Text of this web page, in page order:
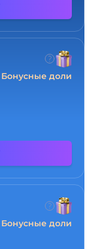
Бонусные доли
Бонусные доли